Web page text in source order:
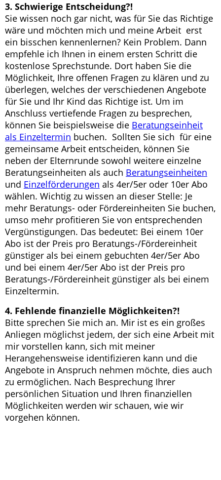
3. Schwierige Entscheidung?!
Sie wissen noch gar nicht, was für Sie das Richtige
wäre und möchten mich und meine Arbeit erst
ein bisschen kennenlernen? Kein Problem. Dann
empfehle ich Ihnen in einem ersten Schritt die
kostenlose Sprechstunde. Dort haben Sie die
Möglichkeit, Ihre offenen Fragen zu klären und zu
überlegen, welches der verschiedenen Angebote
für Sie und Ihr Kind das Richtige ist. Um im
Anschluss vertiefende Fragen zu besprechen,
können Sie beispielsweise die Beratungseinheit
als Einzeltermin buchen. Sollten Sie sich für eine
gemeinsame Arbeit entscheiden, können Sie
neben der Elternrunde sowohl weitere einzelne
Beratungseinheiten als auch Beratungseinheiten
und Einzelförderungen als 4er/5er oder 10er Abo
wählen. Wichtig zu wissen an dieser Stelle: Je
mehr Beratungs- oder Fördereinheiten Sie buchen,
umso mehr profitieren Sie von entsprechenden
Vergünstigungen. Das bedeutet: Bei einem 10er
Abo ist der Preis pro Beratungs-/Fördereinheit
günstiger als bei einem gebuchten 4er/5er Abo
und bei einem 4er/5er Abo ist der Preis pro
Beratungs-/Fördereinheit günstiger als bei einem
Einzeltermin.
4. Fehlende finanzielle Möglichkeiten?!
Bitte sprechen Sie mich an. Mir ist es ein großes
Anliegen möglichst jedem, der sich eine Arbeit mit
mir vorstellen kann, sich mit meiner
Herangehensweise identifizieren kann und die
Angebote in Anspruch nehmen möchte, dies auch
zu ermöglichen. Nach Besprechung Ihrer
persönlichen Situation und Ihren finanziellen
Möglichkeiten werden wir schauen, wie wir
vorgehen können.